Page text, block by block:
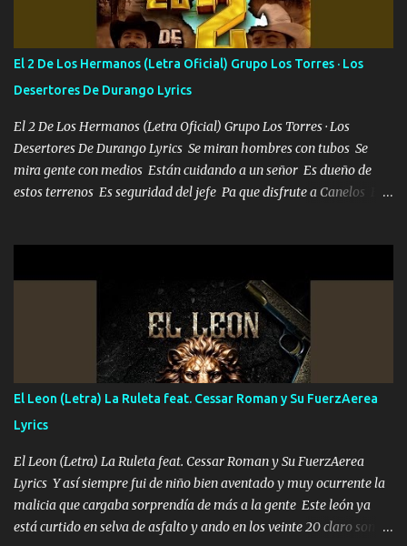
repleta de presidentes la bolsa estoy en mi pic si no se han dado
cuenta chequeen gráficas del kitch
El 2 De Los Hermanos (Letra Oficial) Grupo Los Torres · Los
Desertores De Durango Lyrics
El 2 De Los Hermanos (Letra Oficial) Grupo Los Torres · Los
Desertores De Durango Lyrics Se miran hombres con tubos Se
mira gente con medios Están cuidando a un señor Es dueño de
estos terrenos Es seguridad del jefe Pa que disfrute a Canelos Es
ni tampoco las mujeres porque es platica de grandes por eso hay
que estar alegres doy las instrucciones para atender los deberes
Música Si es que salta algún problema de confianza tengo gente
ahí está el Hombre Cuarenta y también Pariente 7 arreglan
cualquier problema no más es cuestión que ordené NOS HACE
FALTA UN HERMANO DE CLAVE ERA EL 24 SIEMPRE FUE UN
HOMBRE VALIENTE POR ALGO M'URIÓ PELEAND0 SIEMPRE
VIO POR LA FAMILIA PARA QUE SIGA EL LEGADO Es el DOS de
los HERMANOS un cerebro inteligente y com...
El Leon (Letra) La Ruleta feat. Cessar Roman y Su FuerzAerea
Lyrics
El Leon (Letra) La Ruleta feat. Cessar Roman y Su FuerzAerea
Lyrics Y así siempre fui de niño bien aventado y muy ocurrente la
malicia que cargaba sorprendía de más a la gente Este león ya
está curtido en selva de asfalto y ando en los veinte 20 claro son